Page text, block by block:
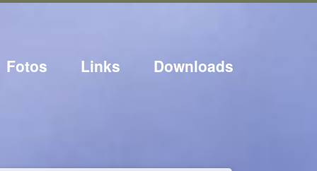
Fotos Links Downloads